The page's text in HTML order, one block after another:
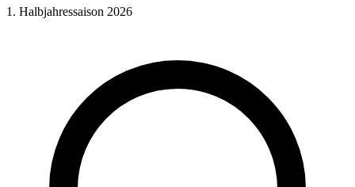
1. Halbjahressaison 2026